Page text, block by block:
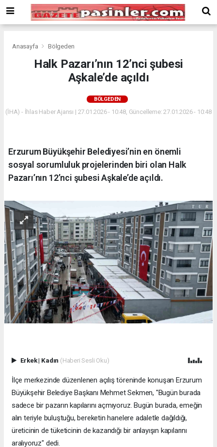
Bonusu
Veren
deneme
siteler
Veren
Anasayfa Bölgeden
Halk Pazarı’nın 12’nci şubesi
Aşkale’de açıldı
BÖLGEDEN
(İHA) - İhlas Haber Ajansı | 27.01.2026 - 10:48, Güncelleme: 27.01.2026 - 10:48
Erzurum Büyükşehir Belediyesi’nin en önemli
sosyal sorumluluk projelerinden biri olan Halk
Pazarı’nın 12’nci şubesi Aşkale’de açıldı.
Erkek| Kadın (Haberi Sesli Oku)
İlçe merkezinde düzenlenen açılış töreninde konuşan Erzurum
Büyükşehir Belediye Başkanı Mehmet Sekmen, "Bugün burada
sadece bir pazarın kapılarını açmıyoruz. Bugün burada, emeğin
alın teriyle buluştuğu, bereketin hanelere adaletle dağıldığı,
üreticinin de tüketicinin de kazandığı bir anlayışın kapılarını
aralıyoruz" dedi.